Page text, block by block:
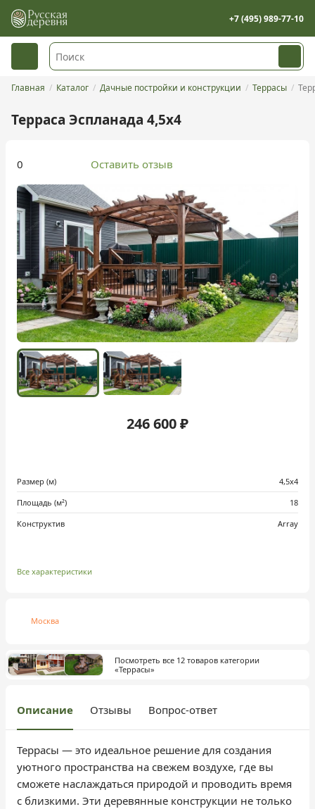
+7 (495) 989-77-10
Главная Каталог Дачные постройки и конструкции Террасы
Терраса Эспланада 4,5х4
0 Оставить отзыв
246 600 ₽
Размер (м)
4,5х4
Площадь (м²)
18
Конструктив
Array
Все характеристики
Москва
Посмотреть все 12 товаров категории
«Террасы»
Описание Отзывы Вопрос-ответ
Террасы — это идеальное решение для создания
уютного пространства на свежем воздухе, где вы
сможете наслаждаться природой и проводить время
с близкими. Эти деревянные конструкции не только